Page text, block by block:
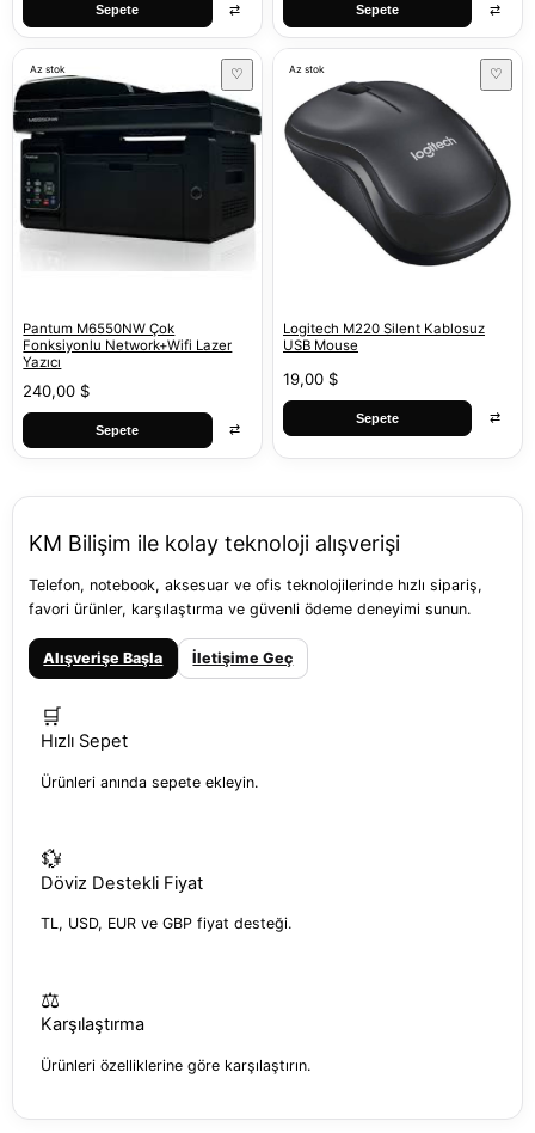
Sepete ⇄ Sepete ⇄
Az stok ♡
Pantum M6550NW Çok
Fonksiyonlu Network+Wifi Lazer
Yazıcı
240,00 $
Sepete ⇄
Az stok ♡
Logitech M220 Silent Kablosuz
USB Mouse
19,00 $
Sepete ⇄
KM Bilişim ile kolay teknoloji alışverişi
Telefon, notebook, aksesuar ve ofis teknolojilerinde hızlı sipariş,
favori ürünler, karşılaştırma ve güvenli ödeme deneyimi sunun.
Alışverişe Başla İletişime Geç
🛒
Hızlı Sepet
Ürünleri anında sepete ekleyin.
💱
Döviz Destekli Fiyat
TL, USD, EUR ve GBP fiyat desteği.
⚖️
Karşılaştırma
Ürünleri özelliklerine göre karşılaştırın.